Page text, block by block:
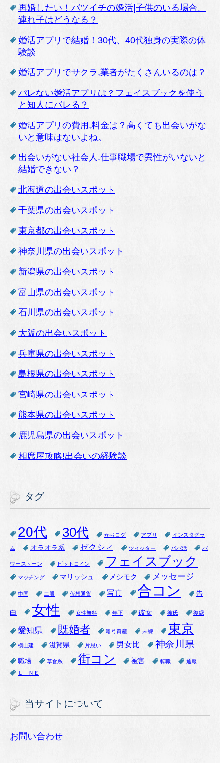
再婚したい！バツイチの婚活|子供のいる場合、
連れ子はどうなる？
婚活アプリで結婚！30代、40代独身の実際の体
験談
婚活アプリでサクラ,業者がたくさんいるのは？
バレない婚活アプリは？フェイスブックを使う
と知人にバレる？
婚活アプリの費用,料金は？高くても出会いがな
いと意味はないよね。
出会いがない社会人.仕事職場で異性がいないと
結婚できない？
北海道の出会いスポット
千葉県の出会いスポット
東京都の出会いスポット
神奈川県の出会いスポット
新潟県の出会いスポット
富山県の出会いスポット
石川県の出会いスポット
大阪の出会いスポット
兵庫県の出会いスポット
島根県の出会いスポット
宮崎県の出会いスポット
熊本県の出会いスポット
鹿児島県の出会いスポット
相席屋攻略!出会いの経験談
タグ
20代 30代 かおログ アプリ インスタグラ
ム オラオラ系 ゼクシィ ツイッター パパ活 パ
ワーストーン ビットコイン フェイスブック
マッチング マリッシュ メシモク メッセージ
中国 二股 仮想通貨 写真 合コン 告
白 女性 女性無料 年下 彼女 彼氏 復縁
愛知県 既婚者 暗号資産 未練 東京
横山建 滋賀県 片思い 男女比 神奈川県
職場 草食系 街コン 被害 転職
通報
ＬＩＮＥ
当サイトについて
お問い合わせ